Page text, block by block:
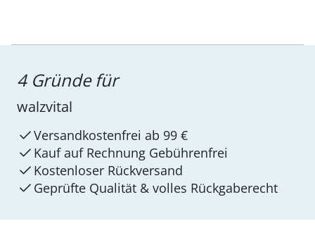
4 Gründe für
walzvital
Versandkostenfrei ab 99 €
Kauf auf Rechnung Gebührenfrei
Kostenloser Rückversand
Geprüfte Qualität & volles Rückgaberecht